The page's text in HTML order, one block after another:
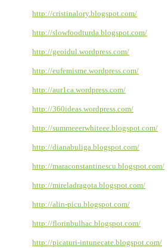
http://cristinalory.blogspot.com/
http://slowfoodturda.blogspot.com/
http://geoidul.wordpress.com/
http://eufemisme.wordpress.com/
http://aur1ca.wordpress.com/
http://360ideas.wordpress.com/
http://summeeerwhiteee.blogspot.com/
http://dianabuliga.blogspot.com/
http://maraconstantinescu.blogspot.com/
http://mireladragota.blogspot.com/
http://alin-picu.blogspot.com/
http://florinbulhac.blogspot.com/
http://picaturi-intunecate.blogspot.com/